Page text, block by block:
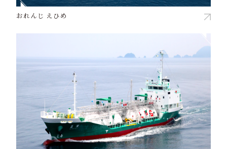
おれんじ えひめ